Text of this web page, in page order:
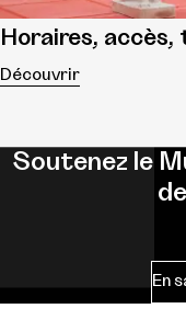
Horaires,
Découvrir
Soutenez le
En